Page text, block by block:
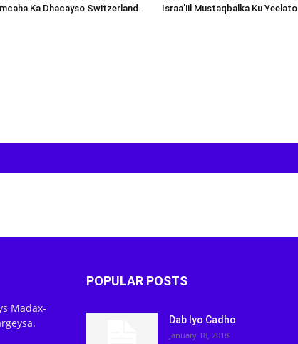
Ka Dhacayso Switzerland.
Israa’iil Mustaqbalka Ku Yeelato
Madax-
POPULAR POSTS
Dab Iyo Cadho
January 18, 2018